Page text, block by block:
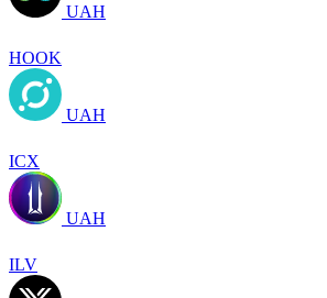
UAH
HOOK
UAH
ICX
UAH
ILV